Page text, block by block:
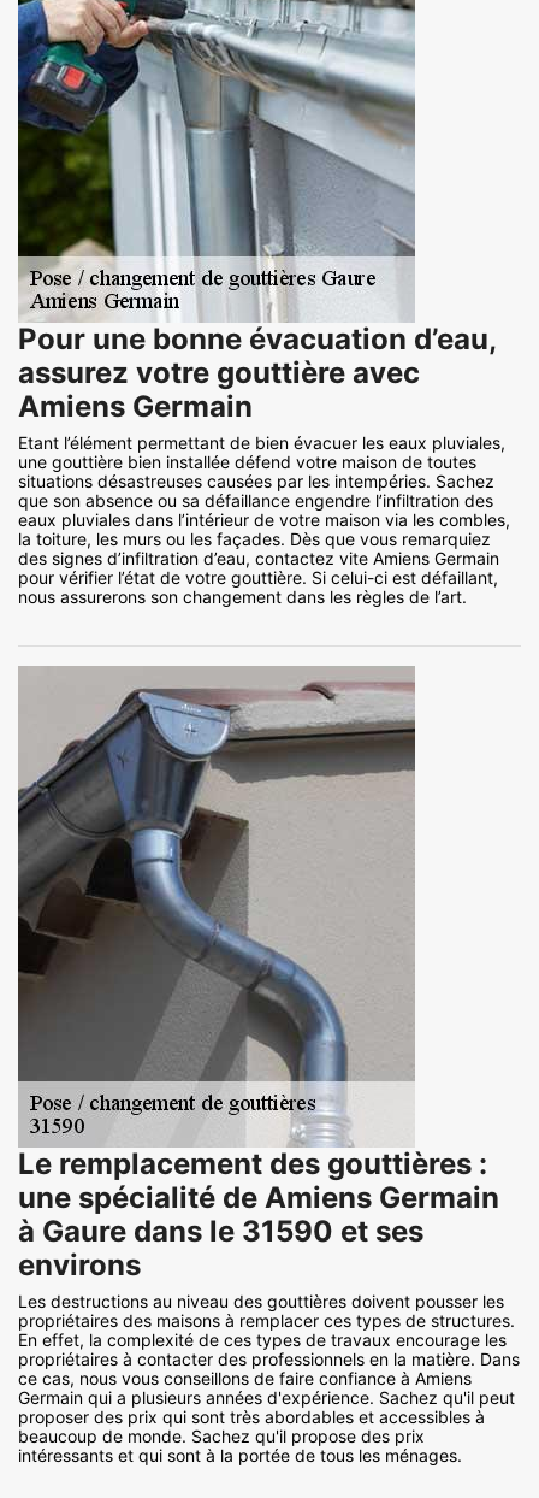
Pour une bonne évacuation d’eau,
assurez votre gouttière avec
Amiens Germain
Etant l’élément permettant de bien évacuer les eaux pluviales,
une gouttière bien installée défend votre maison de toutes
situations désastreuses causées par les intempéries. Sachez
que son absence ou sa défaillance engendre l’infiltration des
eaux pluviales dans l’intérieur de votre maison via les combles,
la toiture, les murs ou les façades. Dès que vous remarquiez
des signes d’infiltration d’eau, contactez vite Amiens Germain
pour vérifier l’état de votre gouttière. Si celui-ci est défaillant,
nous assurerons son changement dans les règles de l’art.
Le remplacement des gouttières :
une spécialité de Amiens Germain
à Gaure dans le 31590 et ses
environs
Les destructions au niveau des gouttières doivent pousser les
propriétaires des maisons à remplacer ces types de structures.
En effet, la complexité de ces types de travaux encourage les
propriétaires à contacter des professionnels en la matière. Dans
ce cas, nous vous conseillons de faire confiance à Amiens
Germain qui a plusieurs années d'expérience. Sachez qu'il peut
proposer des prix qui sont très abordables et accessibles à
beaucoup de monde. Sachez qu'il propose des prix
intéressants et qui sont à la portée de tous les ménages.